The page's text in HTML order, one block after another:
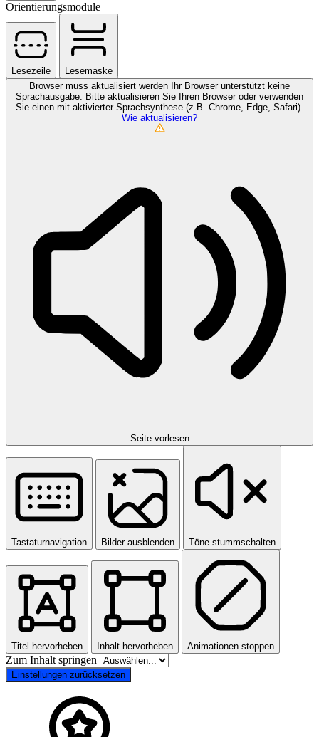
Orientierungsmodule
Lesezeile
Lesemaske
Browser muss aktualisiert werden
Ihr Browser unterstützt keine
Sprachausgabe. Bitte aktualisieren Sie Ihren Browser oder verwenden
Sie einen mit aktivierter Sprachsynthese (z.B. Chrome, Edge, Safari).
Wie aktualisieren?
Seite vorlesen
Tastaturnavigation Bilder ausblenden Töne stummschalten
Titel hervorheben Inhalt hervorheben Animationen stoppen
Zum Inhalt springen
Einstellungen zurücksetzen